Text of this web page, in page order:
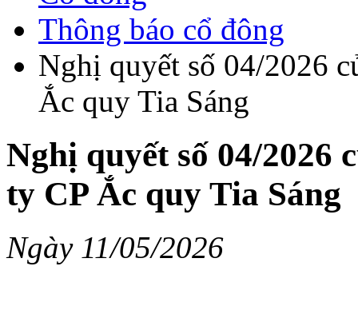
Thông báo cổ đông
Nghị quyết số 04/2026
Ắc quy Tia Sáng
Nghị quyết số 04/2026
ty CP Ắc quy Tia Sáng
Ngày 11/05/2026